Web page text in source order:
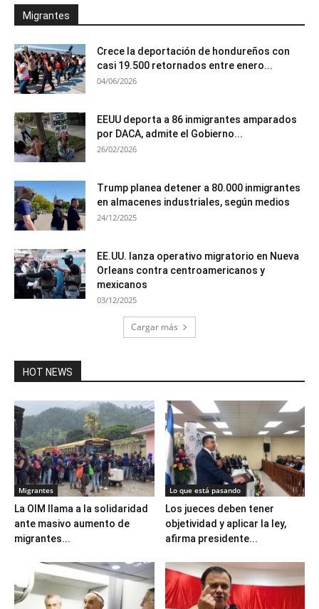
Migrantes
Crece la deportación de hondureños con
casi 19.500 retornados entre enero...
04/06/2026
EEUU deporta a 86 inmigrantes amparados
por DACA, admite el Gobierno...
26/02/2026
Trump planea detener a 80.000 inmigrantes
en almacenes industriales, según medios
24/12/2025
EE.UU. lanza operativo migratorio en Nueva
Orleans contra centroamericanos y
mexicanos
03/12/2025
Cargar más
HOT NEWS
Migrantes
La OIM llama a la solidaridad
ante masivo aumento de
migrantes...
Lo que está pasando
Los jueces deben tener
objetividad y aplicar la ley,
afirma presidente...